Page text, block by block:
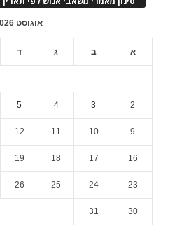
אוגוסט 2026
א ב ג ד
2
3
4
5
9
10
11
12
16
17
18
19
23
24
25
26
30
31